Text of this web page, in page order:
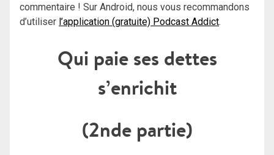
commentaire ! Sur Android, nous vous recommandons
d’utiliser l’application (gratuite) Podcast Addict.
Qui paie ses dettes
s’enrichit
(2nde partie)